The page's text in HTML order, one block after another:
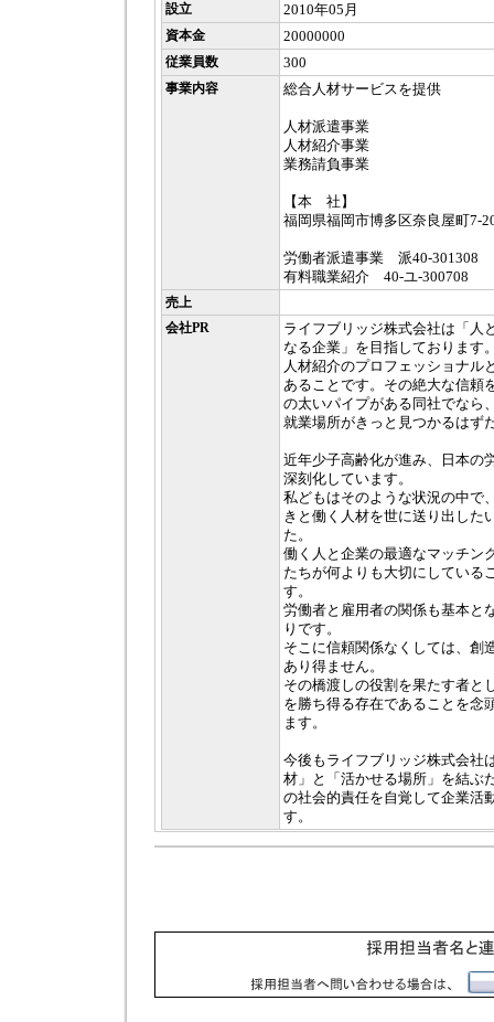
設立 2010年05月
資本金 20000000
従業員数 300
事業内容 総合人材サービスを提供
人材派遣事業
人材紹介事業
業務請負事業
【本 社】
福岡県福岡市博多区奈良屋町7-
労働者派遣事業 派40-301308
有料職業紹介 40-ユ-300708
売上
会社PR
ライフブリッジ株式会社は「人
なる企業」を目指しております
人材紹介のプロフェッショナル
あることです。その絶大な信頼
の太いパイプがある同社でなら
就業場所がきっと見つかるはず
近年少子高齢化が進み、日本の
深刻化しています。
私どもはそのような状況の中で
きと働く人材を世に送り出した
た。
働く人と企業の最適なマッチン
たちが何よりも大切にしている
す。
労働者と雇用者の関係も基本と
りです。
そこに信頼関係なくしては、創
あり得ません。
その橋渡しの役割を果たす者と
を勝ち得る存在であることを念
ます。
今後もライフブリッジ株式会社
材」と「活かせる場所」を結ぶ
の社会的責任を自覚して企業活
す。